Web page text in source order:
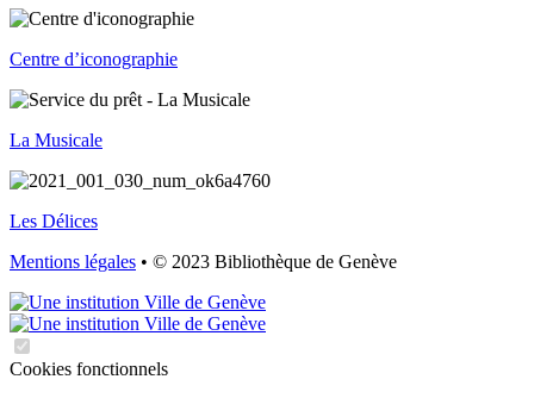
Centre d’iconographie
La Musicale
Les Délices
Mentions légales • © 2023 Bibliothèque de Genève
Cookies fonctionnels